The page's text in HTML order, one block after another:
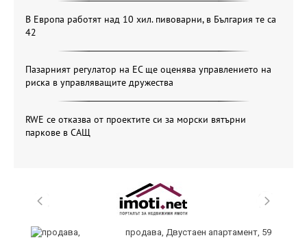
В Европа работят над 10 хил. пивоварни, в България те са
42
Пазарният регулатор на ЕС ще оценява управлението на
риска в управляващите дружества
RWE се отказва от проектите си за морски вятърни
паркове в САЩ
продава, Двустаен апартамент, 59